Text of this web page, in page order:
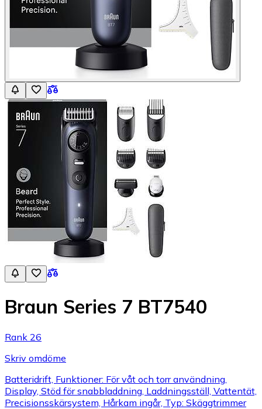
Braun Series 7 BT7540
Rank 26
Skriv omdöme
Batteridrift, Funktioner: För våt och torr användning,
Display, Stöd för snabbladdning, Laddningsställ, Vattentät,
Precisionsskärsystem, Hårkam ingår, Typ: Skäggtrimmer